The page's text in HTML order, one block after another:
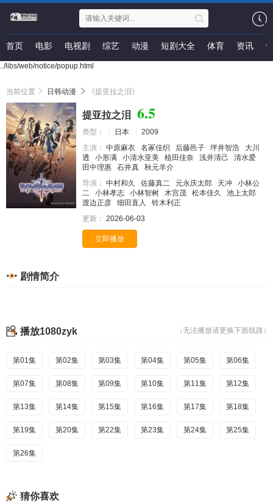
首页 电影 电视剧 综艺 动漫 短剧大全 体育 资讯
../libs/web/notice/popup.html
当前位置 日韩动漫 《提亚拉之泪》
提亚拉之泪 6.5
类型： 日本
2009
主演： 中原麻衣 名冢佳织 后藤邑子 坪井智浩
大川
透
小形满 小清水亚美 植田佳奈 浅井清己
清水爱
田中理惠
石井真
秋元羊介
导演： 中村和久 佐藤真二 元永庆太郎 天冲
小林公
二
小林孝志 小林智树 木宫茂 松本佳久
池上太郎
渡边正彦
细田直人
铃木利正
更新： 2026-06-03
立即播放
剧情简介
↓无法播放请更换下面线路↓
播放1080zyk
第01集 第02集 第03集 第04集 第05集 第06集
第07集 第08集 第09集 第10集 第11集 第12集
第13集 第14集 第15集 第16集 第17集 第18集
第19集 第20集 第22集 第23集 第24集 第25集
第26集
猜你喜欢